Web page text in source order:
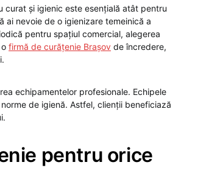
curat și igienic este esențială atât pentru
ai nevoie de o igienizare temeinică a
pentru spațiul comercial, alegerea
firmă de curățenie Brașov de încredere,
echipamentelor profesionale. Echipele
de igienă. Astfel, clienții beneficiază
pentru orice